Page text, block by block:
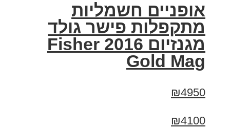
אופניים חשמליות
מתקפלות פישר גולד
מגנזיום 2016 Fisher
Gold Mag
₪4950
₪4100